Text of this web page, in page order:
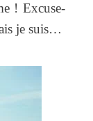
! Excuse-
je suis…